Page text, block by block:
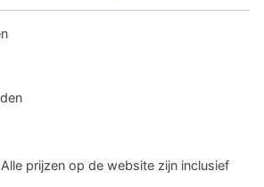
prijzen op de website zijn inclusief